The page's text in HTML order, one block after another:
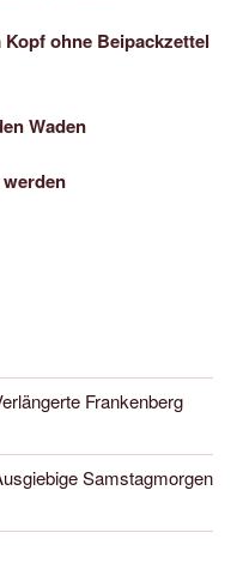
ohne Beipackzettel
Waden
Frankenberg
Samstagmorgen